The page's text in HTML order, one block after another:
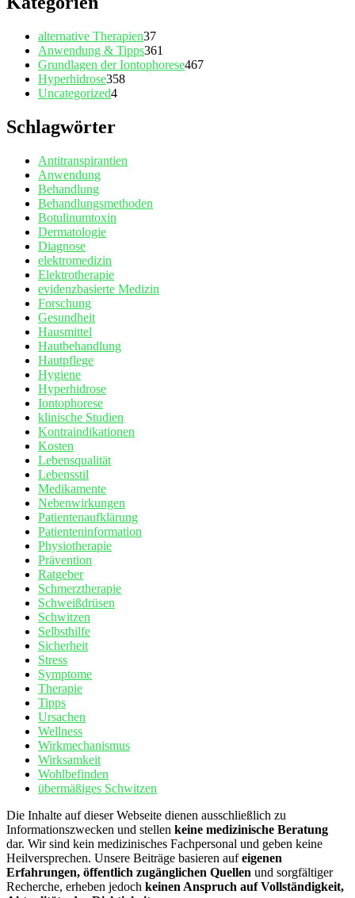
alternative Therapien37
Anwendung & Tipps361
Grundlagen der Iontophorese467
Hyperhidrose358
Uncategorized4
Schlagwörter
Antitranspirantien
Anwendung
Behandlung
Behandlungsmethoden
Botulinumtoxin
Dermatologie
Diagnose
elektromedizin
Elektrotherapie
evidenzbasierte Medizin
Forschung
Gesundheit
Hausmittel
Hautbehandlung
Hautpflege
Hygiene
Hyperhidrose
Iontophorese
klinische Studien
Kontraindikationen
Kosten
Lebensqualität
Lebensstil
Medikamente
Nebenwirkungen
Patientenaufklärung
Patienteninformation
Physiotherapie
Prävention
Ratgeber
Schmerztherapie
Schweißdrüsen
Schwitzen
Selbsthilfe
Sicherheit
Stress
Symptome
Therapie
Tipps
Ursachen
Wellness
Wirkmechanismus
Wirksamkeit
Wohlbefinden
übermäßiges Schwitzen
Die Inhalte auf dieser Webseite dienen ausschließlich zu
Informationszwecken und stellen keine medizinische Beratung
dar. Wir sind kein medizinisches Fachpersonal und geben keine
Heilversprechen. Unsere Beiträge basieren aufeigenen
Erfahrungen, öffentlich zugänglichen Quellen und sorgfältiger
Recherche, erheben jedoch keinen Anspruch auf Vollständigkeit,